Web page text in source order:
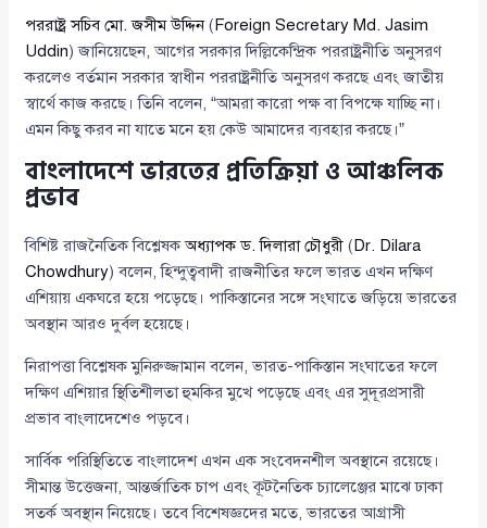
পররাষ্ট্র সচিব মো. জসীম উদ্দিন( Foreign Secretary Md. Jasim
Uddin) জানিয়েছেন, আগের সরকার দিল্লিকেন্দ্রিক পররাষ্ট্রনীতি অনুসরণ
করলেও বর্তমান সরকার স্বাধীন পররাষ্ট্রনীতি অনুসরণ করছে এবং জাতীয়
স্বার্থে কাজ করছে। তিনি বলেন, “আমরা কারো পক্ষ বা বিপক্ষে যাচ্ছি না।
এমন কিছু করব না যাতে মনে হয় কেউ আমাদের ব্যবহার করছে।”
বাংলাদেশে ভারতের প্রতিক্রিয়া ও আঞ্চলিক
প্রভাব
বিশিষ্ট রাজনৈতিক বিশ্লেষকঅধ্যাপক ড. দিলারা চৌধুরী ( Dr. Dilara
Chowdhury) বলেন, হিন্দুত্ববাদী রাজনীতির ফলে ভারত এখন দক্ষিণ
এশিয়ায় একঘরে হয়ে পড়েছে। পাকিস্তানের সঙ্গে সংঘাতে জড়িয়ে ভারতের
অবস্থান আরও দুর্বল হয়েছে।
নিরাপত্তা বিশ্লেষক মুনিরুজ্জামান বলেন, ভারত-পাকিস্তান সংঘাতের ফলে
দক্ষিণ এশিয়ার স্থিতিশীলতা হুমকির মুখে পড়েছে এবং এর সুদূরপ্রসারী
প্রভাব বাংলাদেশেও পড়বে।
সার্বিক পরিস্থিতিতে বাংলাদেশ এখন এক সংবেদনশীল অবস্থানে রয়েছে।
সীমান্ত উত্তেজনা, আন্তর্জাতিক চাপ এবং কূটনৈতিক চ্যালেঞ্জের মাঝে ঢাকা
সতর্ক অবস্থান নিয়েছে। তবে বিশেষজ্ঞদের মতে, ভারতের আগ্রাসী